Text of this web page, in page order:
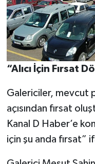
“Alıcı İçin Fırsat
Galericiler, mevcut
açısından fırsat
Kanal D Haber’e
için şu anda fırsat”